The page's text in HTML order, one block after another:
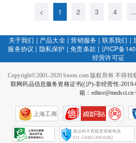
< 1 2 3 4 ...
关于我们 | 产品大全|营销服务 | 联系我们 |
服务协议 | 隐私保护 |免责条款 | 沪ICP备
经营许可证
Copyright©2001-2020 bioon.com 版权所有 不得转
联网药品信息服务资格证书((沪)-非经营性-2019-
箱：
上海工商
021-54485309-8082